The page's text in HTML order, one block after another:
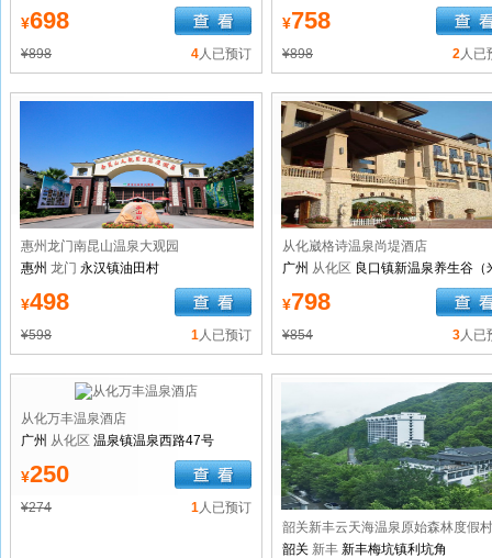
¥698
¥898 4人已预订
城
¥758
¥898 2人已
惠州龙门南昆山温泉大观园
惠州 龙门 永汉镇油田村
¥498
¥598 1人已预订
从化崴格诗温泉尚堤酒店
广州 从化区 良口镇新温泉养生谷（
埔）直入
¥798
¥854 3人已
从化万丰温泉酒店
广州 从化区 温泉镇温泉西路47号
¥250
¥274 1人已预订
韶关新丰云天海温泉原始森林度假村
韶关 新丰 新丰梅坑镇利坑角